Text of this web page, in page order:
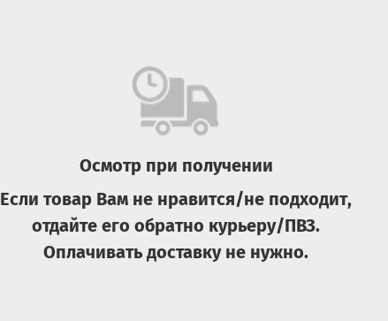
Осмотр при получении
Если товар Вам не нравится/не подходит,
отдайте его обратно курьеру/ПВЗ.
Оплачивать доставку не нужно.